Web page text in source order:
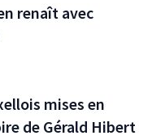
renaît avec
mises en
de Gérald Hibert